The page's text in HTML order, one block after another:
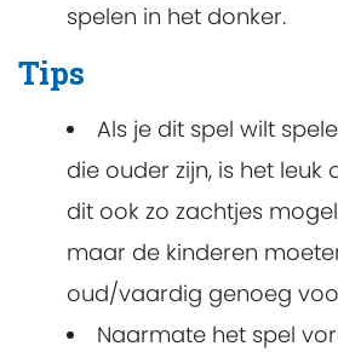
spelen in het donker.
Tips
Als je dit spel wilt
die ouder zijn, is het
dit ook zo zachtjes
maar de kinderen
oud/vaardig genoeg
Naarmate het spel